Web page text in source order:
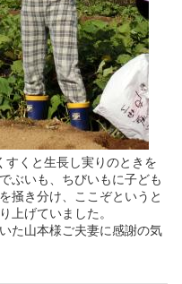
くと生長し実りのときを
ぶいも、ちびいもに子ども
掻き分け、ここぞというと
上げていました。
た山本様ご夫妻に感謝の気